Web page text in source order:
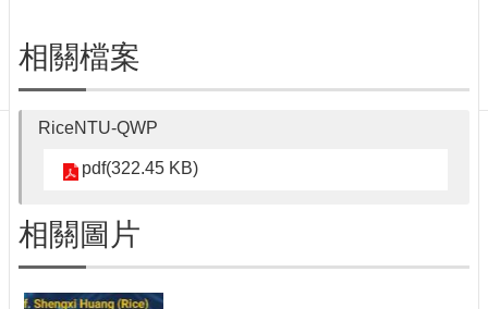
聯
絡
資
English
最
新
消
息
單
相關檔案
RiceNTU-QWP
pdf(322.45 KB)
相關圖片